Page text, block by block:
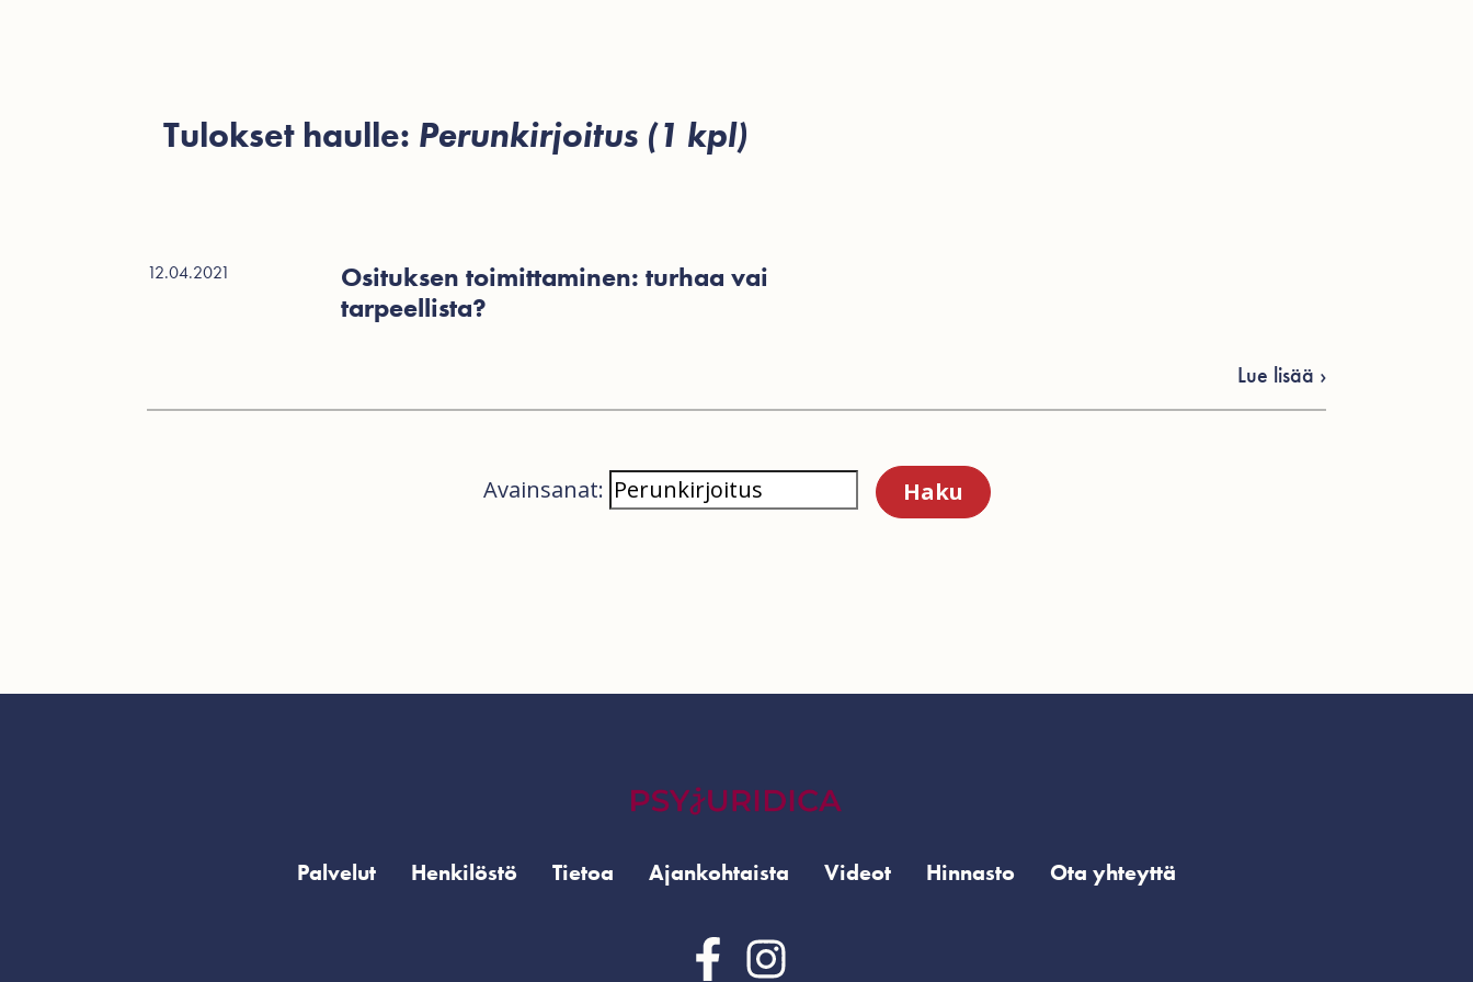
Tulokset haulle: Perunkirjoitus (1 kpl)
12.04.2021
Osituksen toimittaminen: turhaa vai
tarpeellista?
Lue lisää ›
Avainsanat:
Palvelut Henkilöstö Tietoa Ajankohtaista Videot Hinnasto Ota yhteyttä